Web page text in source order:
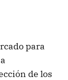
para
de los